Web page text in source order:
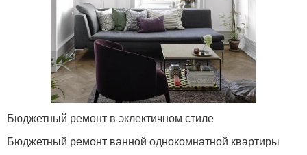
Бюджетный ремонт в эклектичном стиле
Бюджетный ремонт ванной однокомнатной квартиры